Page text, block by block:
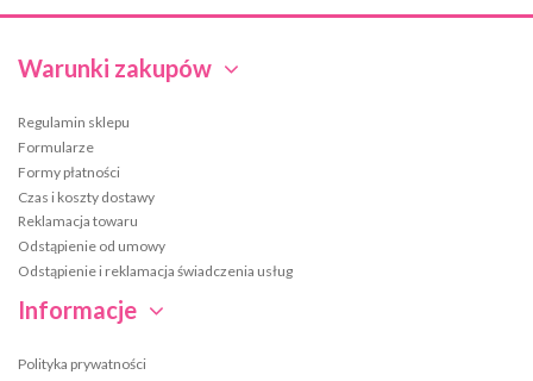
Warunki zakupów
Regulamin sklepu
Formularze
Formy płatności
Czas i koszty dostawy
Reklamacja towaru
Odstąpienie od umowy
Odstąpienie i reklamacja świadczenia usług
Informacje
Polityka prywatności